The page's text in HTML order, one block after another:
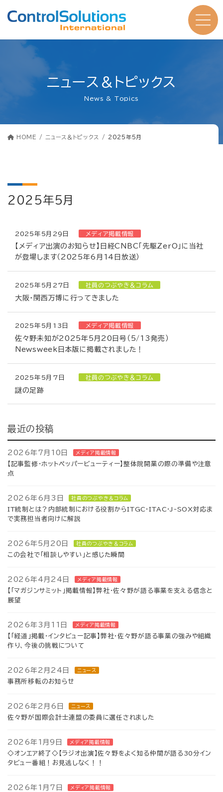
へ
ョ
ニュース＆トピックス
News & Topics
HOME ニュース＆トピックス 2025年5月
2025年5月
2025年5月29日 メディア掲載情報
【メディア出演のお知らせ】日経CNBC「先駆ZerO」に当社
が登場します（2025年6月14日放送）
2025年5月27日 社員のつぶやき＆コラム
大阪・関西万博に行ってきました
2025年5月13日 メディア掲載情報
佐々野未知が2025年5月20日号（5/13発売）
Newsweek日本版に掲載されました！
2025年5月7日 社員のつぶやき＆コラム
謎の足跡
最近の投稿
2026年7月10日 メディア掲載情報
【記事監修・ホットペッパービューティー】整体院開業の際の準備や注意
点
2026年6月3日 社員のつぶやき＆コラム
IT統制とは？内部統制における役割からITGC·ITAC·J-SOX対応ま
で実務担当者向けに解説
2026年5月20日 社員のつぶやき＆コラム
この会社で「相談しやすい」と感じた瞬間
2026年4月24日 メディア掲載情報
【「マガジンサミット」掲載情報】弊社・佐々野が語る事業を支える信念と
展望
2026年3月11日 メディア掲載情報
【「経道」掲載・インタビュー記事】弊社・佐々野が語る事業の強みや組織
作り、今後の挑戦について
2026年2月24日 ニュース
事務所移転のお知らせ
2026年2月6日 ニュース
佐々野が国際会計士連盟の委員に選任されました
2026年1月9日 メディア掲載情報
◇オンエア終了◇【ラジオ出演】佐々野をよく知る仲間が語る30分イン
タビュー番組！お見逃しなく！！
2026年1月7日 メディア掲載情報